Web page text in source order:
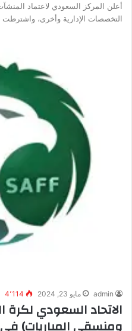
أعلن المركز السعودي لاعتماد
التخصصات الإدارية وأخرى،
admin مايو 23, 2024 4٬114
الاتحاد السعودي لكرة
ومنسقي المباريات)